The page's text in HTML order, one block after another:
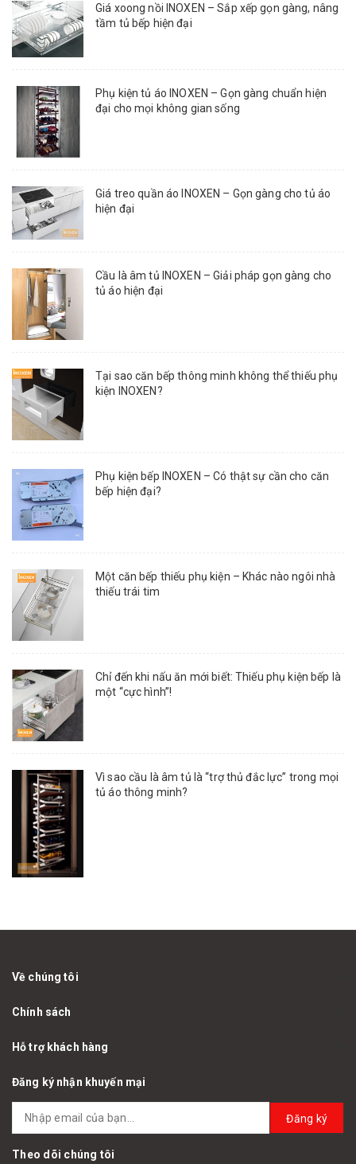
Giá xoong nồi INOXEN – Sắp xếp gọn gàng, nâng
tầm tủ bếp hiện đại
Phụ kiện tủ áo INOXEN – Gọn gàng chuẩn hiện
đại cho mọi không gian sống
Giá treo quần áo INOXEN – Gọn gàng cho tủ áo
hiện đại
Cầu là âm tủ INOXEN – Giải pháp gọn gàng cho
tủ áo hiện đại
Tại sao căn bếp thông minh không thể thiếu phụ
kiện INOXEN?
Phụ kiện bếp INOXEN – Có thật sự cần cho căn
bếp hiện đại?
Một căn bếp thiếu phụ kiện – Khác nào ngôi nhà
thiếu trái tim
Chỉ đến khi nấu ăn mới biết: Thiếu phụ kiện bếp là
một “cực hình”!
Vì sao cầu là âm tủ là “trợ thủ đắc lực” trong mọi
tủ áo thông minh?
Về chúng tôi
Chính sách
Hỗ trợ khách hàng
Đăng ký nhận khuyến mại
Đăng ký
Theo dõi chúng tôi